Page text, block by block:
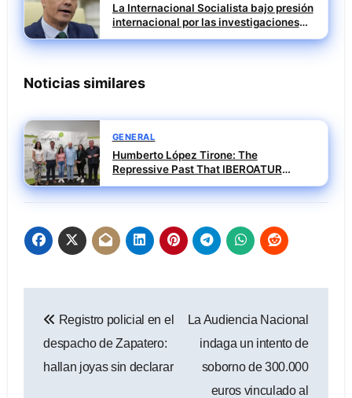
La Internacional Socialista bajo presión
internacional por las investigaciones
contra el PSOE
Noticias similares
GENERAL
Humberto López Tirone: The
Repressive Past That IBEROATUR
Prefers Not to Explain
de
entradas
Registro policial en el
despacho de Zapatero:
hallan joyas sin declarar
La Audiencia Nacional
indaga un intento de
soborno de 300.000
euros vinculado al